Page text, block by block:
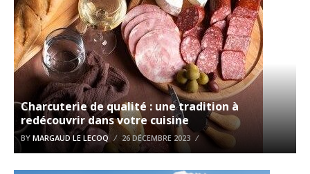
Charcuterie de qualité : une tradition à
redécouvrir dans votre cuisine
BY MARGAUD LE LECOQ 26 DÉCEMBRE 2023